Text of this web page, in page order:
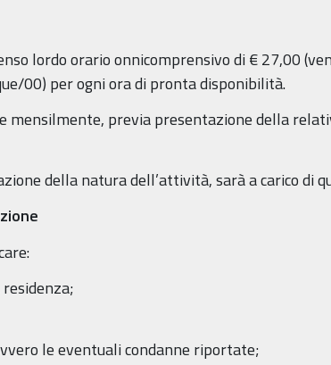
lordo orario onnicomprensivo di € 27,00
00) per ogni ora di pronta disponibilità.
mensilmente, previa presentazione della
della natura dell’attività, sarà a carico di
le eventuali condanne riportate;